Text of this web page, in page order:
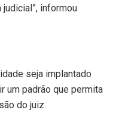
informou
seja implantado
um padrão que permita
do juiz.